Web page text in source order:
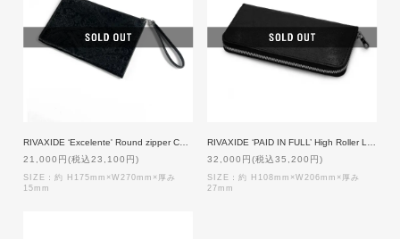
21,000円(税込23,100円)
SIZE：約 H175mm×W270mm×厚み
15mm
32,000円(税込35,200円)
SIZE：約 H108mm×W206mm×厚み
27mm